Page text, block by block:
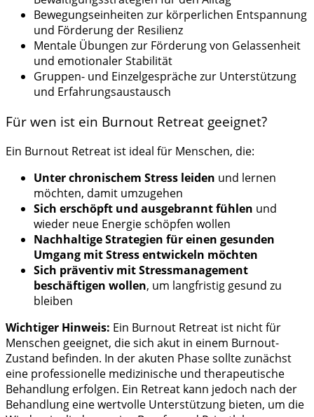
Bewegungseinheiten zur körperlichen Entspannung
und Förderung der Resilienz
Mentale Übungen zur Förderung von Gelassenheit
und emotionaler Stabilität
Gruppen- und Einzelgespräche zur Unterstützung
und Erfahrungsaustausch
Für wen ist ein Burnout Retreat geeignet?
Ein Burnout Retreat ist ideal für Menschen, die:
Unter chronischem Stress leiden und lernen
möchten, damit umzugehen
Sich erschöpft und ausgebrannt fühlen und
wieder neue Energie schöpfen wollen
Nachhaltige Strategien für einen gesunden
Umgang mit Stress entwickeln möchten
Sich präventiv mit Stressmanagement
beschäftigen wollen, um langfristig gesund zu
bleiben
Wichtiger Hinweis: Ein Burnout Retreat ist nicht für
Menschen geeignet, die sich akut in einem Burnout-
Zustand befinden. In der akuten Phase sollte zunächst
eine professionelle medizinische und therapeutische
Behandlung erfolgen. Ein Retreat kann jedoch nach der
Behandlung eine wertvolle Unterstützung bieten, um die